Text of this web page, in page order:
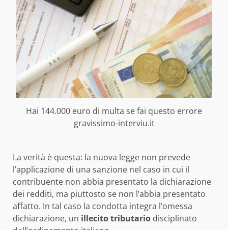
Hai 144.000 euro di multa se fai questo errore
gravissimo-interviu.it
La verità è questa: la nuova legge non prevede
l’applicazione di una sanzione nel caso in cui il
contribuente non abbia presentato la dichiarazione
dei redditi, ma piuttosto se non l’abbia presentato
affatto. In tal caso la condotta integra l’omessa
dichiarazione, un illecito tributario disciplinato